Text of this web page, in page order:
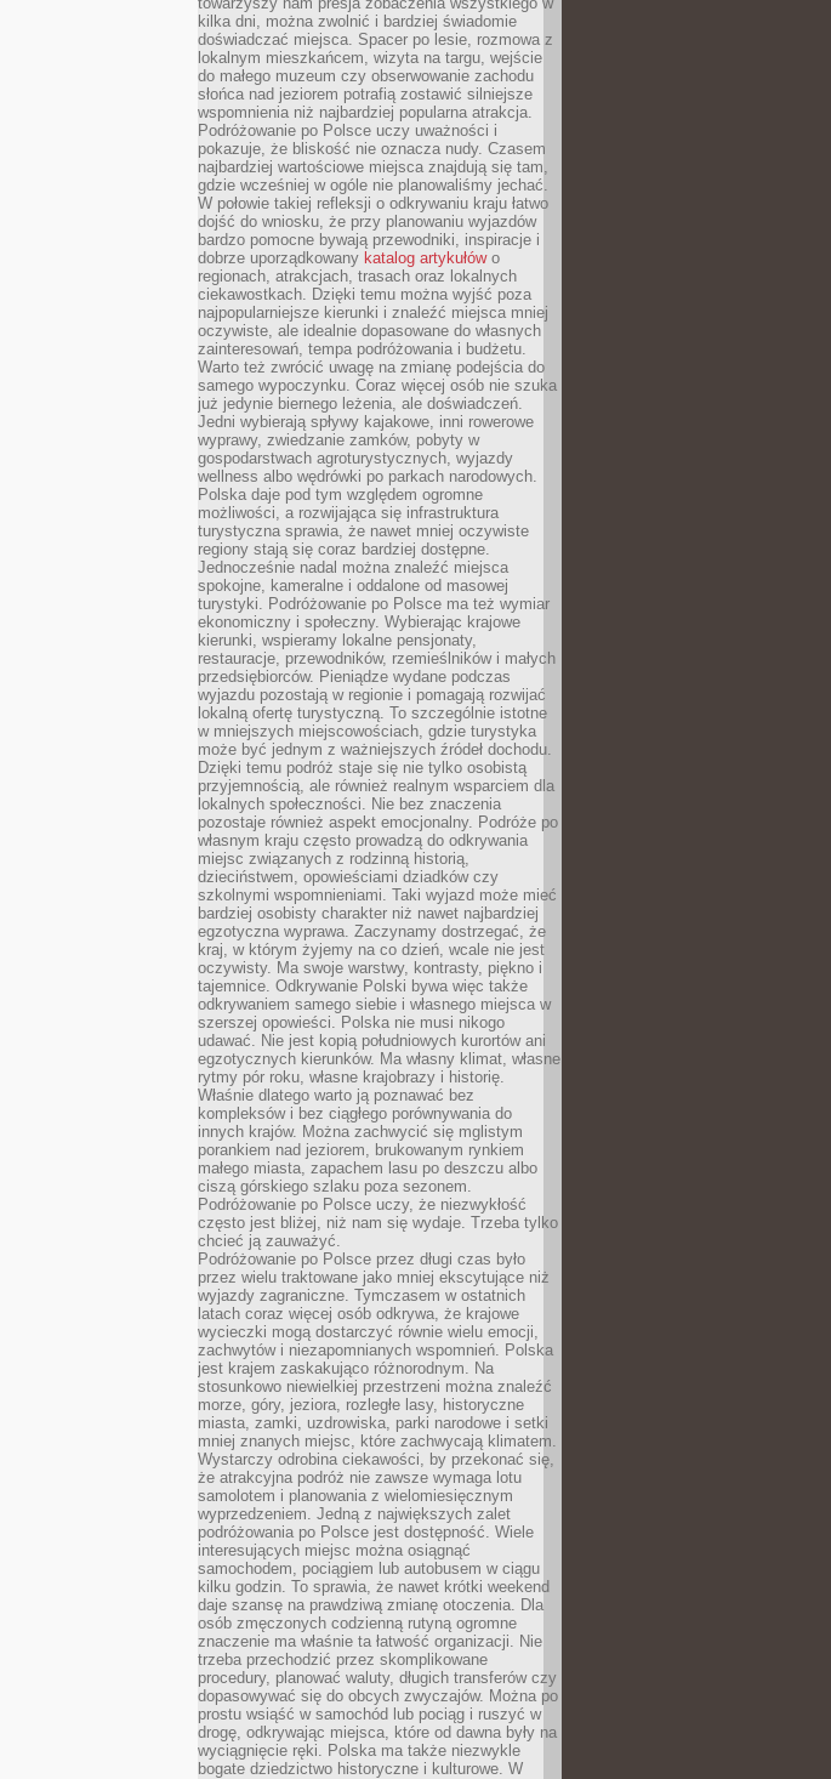
kilka dni, można zwolnić i bardziej świadomie
doświadczać miejsca. Spacer po lesie, rozmowa z
lokalnym mieszkańcem, wizyta na targu, wejście
do małego muzeum czy obserwowanie zachodu
słońca nad jeziorem potrafią zostawić silniejsze
wspomnienia niż najbardziej popularna atrakcja.
Podróżowanie po Polsce uczy uważności i
pokazuje, że bliskość nie oznacza nudy. Czasem
najbardziej wartościowe miejsca znajdują się tam,
gdzie wcześniej w ogóle nie planowaliśmy jechać.
W połowie takiej refleksji o odkrywaniu kraju łatwo
dojść do wniosku, że przy planowaniu wyjazdów
bardzo pomocne bywają przewodniki, inspiracje i
dobrze uporządkowany katalog artykułówo
regionach, atrakcjach, trasach oraz lokalnych
ciekawostkach. Dzięki temu można wyjść poza
najpopularniejsze kierunki i znaleźć miejsca mniej
oczywiste, ale idealnie dopasowane do własnych
zainteresowań, tempa podróżowania i budżetu.
Warto też zwrócić uwagę na zmianę podejścia do
samego wypoczynku. Coraz więcej osób nie szuka
już jedynie biernego leżenia, ale doświadczeń.
Jedni wybierają spływy kajakowe, inni rowerowe
wyprawy, zwiedzanie zamków, pobyty w
gospodarstwach agroturystycznych, wyjazdy
wellness albo wędrówki po parkach narodowych.
Polska daje pod tym względem ogromne
możliwości, a rozwijająca się infrastruktura
turystyczna sprawia, że nawet mniej oczywiste
regiony stają się coraz bardziej dostępne.
Jednocześnie nadal można znaleźć miejsca
spokojne, kameralne i oddalone od masowej
turystyki. Podróżowanie po Polsce ma też wymiar
ekonomiczny i społeczny. Wybierając krajowe
kierunki, wspieramy lokalne pensjonaty,
restauracje, przewodników, rzemieślników i małych
przedsiębiorców. Pieniądze wydane podczas
wyjazdu pozostają w regionie i pomagają rozwijać
lokalną ofertę turystyczną. To szczególnie istotne
w mniejszych miejscowościach, gdzie turystyka
może być jednym z ważniejszych źródeł dochodu.
Dzięki temu podróż staje się nie tylko osobistą
przyjemnością, ale również realnym wsparciem dla
lokalnych społeczności. Nie bez znaczenia
pozostaje również aspekt emocjonalny. Podróże po
własnym kraju często prowadzą do odkrywania
miejsc związanych z rodzinną historią,
dzieciństwem, opowieściami dziadków czy
szkolnymi wspomnieniami. Taki wyjazd może mieć
bardziej osobisty charakter niż nawet najbardziej
egzotyczna wyprawa. Zaczynamy dostrzegać, że
kraj, w którym żyjemy na co dzień, wcale nie jest
oczywisty. Ma swoje warstwy, kontrasty, piękno i
tajemnice. Odkrywanie Polski bywa więc także
odkrywaniem samego siebie i własnego miejsca w
szerszej opowieści. Polska nie musi nikogo
udawać. Nie jest kopią południowych kurortów ani
egzotycznych kierunków. Ma własny klimat, własne
rytmy pór roku, własne krajobrazy i historię.
Właśnie dlatego warto ją poznawać bez
kompleksów i bez ciągłego porównywania do
innych krajów. Można zachwycić się mglistym
porankiem nad jeziorem, brukowanym rynkiem
małego miasta, zapachem lasu po deszczu albo
ciszą górskiego szlaku poza sezonem.
Podróżowanie po Polsce uczy, że niezwykłość
często jest bliżej, niż nam się wydaje. Trzeba tylko
chcieć ją zauważyć.
Podróżowanie po Polsce przez długi czas było
przez wielu traktowane jako mniej ekscytujące niż
wyjazdy zagraniczne. Tymczasem w ostatnich
latach coraz więcej osób odkrywa, że krajowe
wycieczki mogą dostarczyć równie wielu emocji,
zachwytów i niezapomnianych wspomnień. Polska
jest krajem zaskakująco różnorodnym. Na
stosunkowo niewielkiej przestrzeni można znaleźć
morze, góry, jeziora, rozległe lasy, historyczne
miasta, zamki, uzdrowiska, parki narodowe i setki
mniej znanych miejsc, które zachwycają klimatem.
Wystarczy odrobina ciekawości, by przekonać się,
że atrakcyjna podróż nie zawsze wymaga lotu
samolotem i planowania z wielomiesięcznym
wyprzedzeniem. Jedną z największych zalet
podróżowania po Polsce jest dostępność. Wiele
interesujących miejsc można osiągnąć
samochodem, pociągiem lub autobusem w ciągu
kilku godzin. To sprawia, że nawet krótki weekend
daje szansę na prawdziwą zmianę otoczenia. Dla
osób zmęczonych codzienną rutyną ogromne
znaczenie ma właśnie ta łatwość organizacji. Nie
trzeba przechodzić przez skomplikowane
procedury, planować waluty, długich transferów czy
dopasowywać się do obcych zwyczajów. Można po
prostu wsiąść w samochód lub pociąg i ruszyć w
drogę, odkrywając miejsca, które od dawna były na
wyciągnięcie ręki. Polska ma także niezwykle
bogate dziedzictwo historyczne i kulturowe. W